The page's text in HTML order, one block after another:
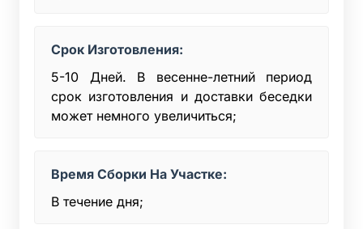
Срок Изготовления:
5-10 Дней. В весенне-летний период
срок изготовления и доставки беседки
может немного увеличиться;
Время Сборки На Участке:
В течение дня;